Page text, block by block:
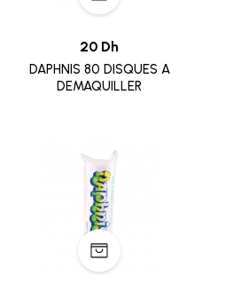
20 Dh
DAPHNIS 80 DISQUES A
DEMAQUILLER